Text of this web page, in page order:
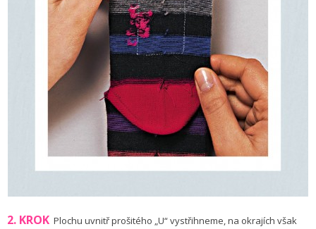
2. KROK Plochu uvnitř prošitého „U“ vystřihneme, na okrajích však